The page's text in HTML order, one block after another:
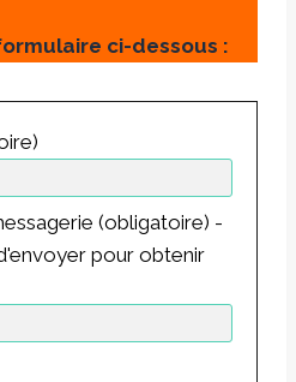
ci-dessous :
(obligatoire) -
pour obtenir